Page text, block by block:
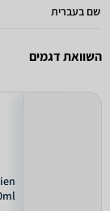
שם בעברית
השוואת דגמים